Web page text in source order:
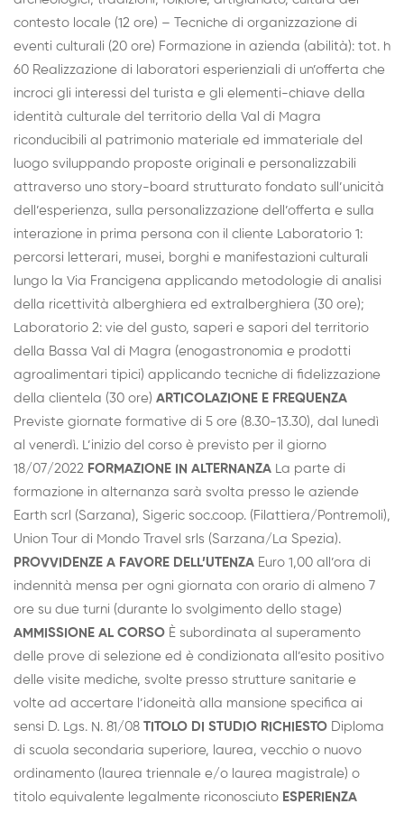
contesto locale (12 ore) – Tecniche di organizzazione di
eventi culturali (20 ore) Formazione in azienda (abilità): tot. h
60 Realizzazione di laboratori esperienziali di un’offerta che
incroci gli interessi del turista e gli elementi-chiave della
identità culturale del territorio della Val di Magra
riconducibili al patrimonio materiale ed immateriale del
luogo sviluppando proposte originali e personalizzabili
attraverso uno story-board strutturato fondato sull’unicità
dell’esperienza, sulla personalizzazione dell’offerta e sulla
interazione in prima persona con il cliente Laboratorio 1:
percorsi letterari, musei, borghi e manifestazioni culturali
lungo la Via Francigena applicando metodologie di analisi
della ricettività alberghiera ed extralberghiera (30 ore);
Laboratorio 2: vie del gusto, saperi e sapori del territorio
della Bassa Val di Magra (enogastronomia e prodotti
agroalimentari tipici) applicando tecniche di fidelizzazione
della clientela (30 ore) ARTICOLAZIONE E FREQUENZA
Previste giornate formative di 5 ore (8.30-13.30), dal lunedì
al venerdì. L’inizio del corso è previsto per il giorno
18/07/2022 FORMAZIONE IN ALTERNANZA La parte di
formazione in alternanza sarà svolta presso le aziende
Earth scrl (Sarzana), Sigeric soc.coop. (Filattiera/Pontremoli),
Union Tour di Mondo Travel srls (Sarzana/La Spezia).
PROVVIDENZE A FAVORE DELL’UTENZA Euro 1,00 all’ora di
indennità mensa per ogni giornata con orario di almeno 7
ore su due turni (durante lo svolgimento dello stage)
AMMISSIONE AL CORSO È subordinata al superamento
delle prove di selezione ed è condizionata all’esito positivo
delle visite mediche, svolte presso strutture sanitarie e
volte ad accertare l’idoneità alla mansione specifica ai
sensi D. Lgs. N. 81/08 TITOLO DI STUDIO RICHIESTO Diploma
di scuola secondaria superiore, laurea, vecchio o nuovo
ordinamento (laurea triennale e/o laurea magistrale) o
titolo equivalente legalmente riconosciuto ESPERIENZA